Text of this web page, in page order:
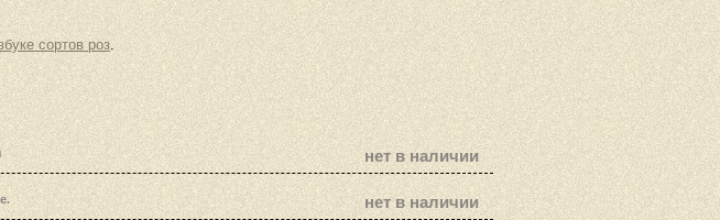
сортов роз.
нет в наличии
нет в наличии